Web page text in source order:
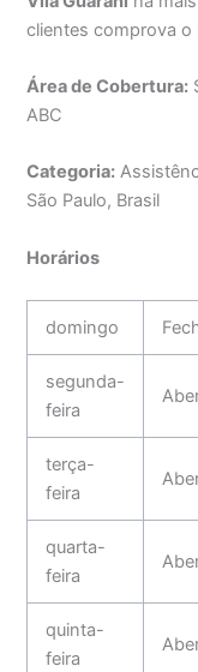
clientes comprova o
Área de Cobertura:
ABC
Categoria:
São Paulo, Brasil
Horários
domingo
segunda-
feira
terça-
feira
quarta-
feira
quinta-
feira